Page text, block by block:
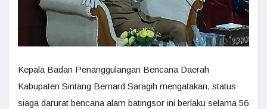
Kepala Badan Penanggulangan Bencana Daerah
Kabupaten Sintang Bernard Saragih mengatakan, status
siaga darurat bencana alam batingsor ini berlaku selama 56